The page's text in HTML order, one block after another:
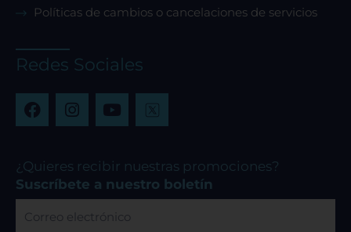
Políticas de cambios o cancelaciones de servicios
Redes Sociales
F
a
b
o
o
k
I
n
a
g
r
a
Y
o
u
b
e
¿Quieres recibir nuestras promociones?
Suscríbete a nuestro boletín
electrónico